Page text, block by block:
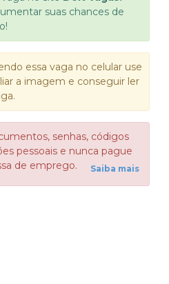
suas chances de
essa vaga no celular use
a imagem e conseguir ler
senhas, códigos
pessoais e nunca pague
de emprego.
Saiba mais